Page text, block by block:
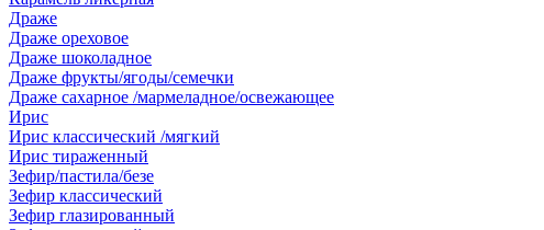
Драже
Драже ореховое
Драже шоколадное
Драже фрукты/ягоды/семечки
Драже сахарное /мармеладное/освежающее
Ирис
Ирис классический /мягкий
Ирис тираженный
Зефир/пастила/безе
Зефир классический
Зефир глазированный